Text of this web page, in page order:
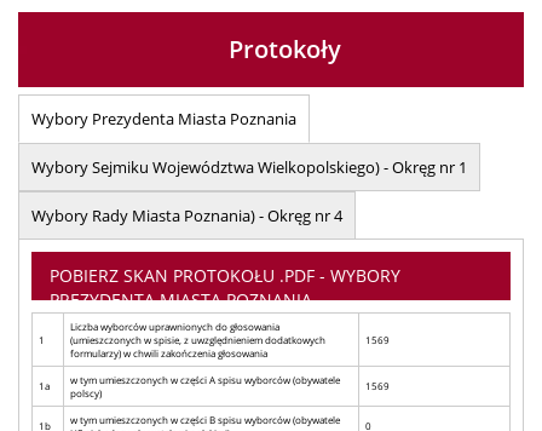
Protokoły
Wybory Prezydenta Miasta Poznania
Wybory Sejmiku Województwa Wielkopolskiego) - Okręg nr 1
Wybory Rady Miasta Poznania) - Okręg nr 4
POBIERZ SKAN PROTOKOŁU .PDF - WYBORY
PREZYDENTA MIASTA POZNANIA
1
Liczba wyborców uprawnionych do głosowania
(umieszczonych w spisie, z uwzględnieniem dodatkowych
formularzy) w chwili zakończenia głosowania
1569
1a
w tym umieszczonych w części A spisu wyborców (obywatele
polscy)
1569
1b
w tym umieszczonych w części B spisu wyborców (obywatele
0